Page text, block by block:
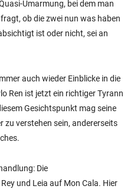
Umarmung, bei dem man
ob die zwei nun was haben
ist oder nicht, sei an
auch wieder Einblicke in die
Ren ist jetzt ein richtiger Tyrann
Gesichtspunkt mag seine
zu verstehen sein, andererseits
Die
und Leia auf Mon Cala. Hier